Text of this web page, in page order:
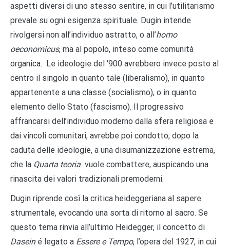
aspetti diversi di uno stesso sentire, in cui l’utilitarismo
prevale su ogni esigenza spirituale. Dugin intende
rivolgersi non all’individuo astratto, o all’homo
oeconomicus, ma al popolo, inteso come comunità
organica. Le ideologie del ‘900 avrebbero invece posto al
centro il singolo in quanto tale (liberalismo), in quanto
appartenente a una classe (socialismo), o in quanto
elemento dello Stato (fascismo). Il progressivo
affrancarsi dell’individuo moderno dalla sfera religiosa e
dai vincoli comunitari, avrebbe poi condotto, dopo la
caduta delle ideologie, a una disumanizzazione estrema,
che la Quarta teoria vuole combattere, auspicando una
rinascita dei valori tradizionali premoderni.
Dugin riprende così la critica heideggeriana al sapere
strumentale, evocando una sorta di ritorno al sacro. Se
questo tema rinvia all’ultimo Heidegger, il concetto di
Daseiné legato a Essere e Tempo, l’opera del 1927, in cui